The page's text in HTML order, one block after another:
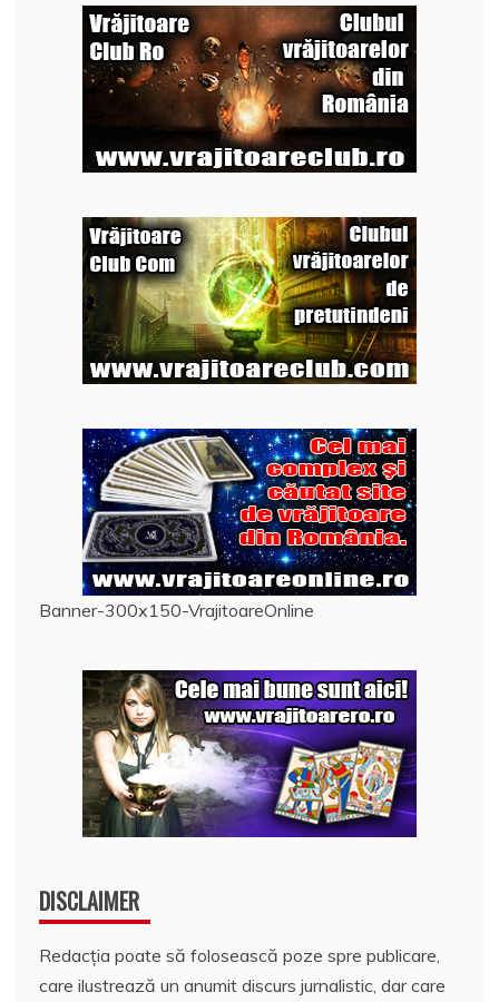
Banner-300x150-VrajitoareOnline
DISCLAIMER
Redacția poate să folosească poze spre publicare,
care ilustrează un anumit discurs jurnalistic, dar care